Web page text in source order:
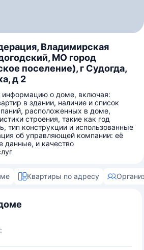
Владимирская
МО город
поселение), г Судогда,
д 2
информацию о доме, включая:
в здании, наличие и список
расположенных в доме,
строения, такие как год
тип конструкции и использованные
об управляющей компании: её
данные, и качество
Квартиры по адресу